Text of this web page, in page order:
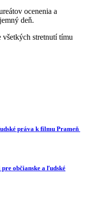
ocenenia a
deň.
všetkých stretnutí tímu
práva k filmu Prameň
občianske a ľudské